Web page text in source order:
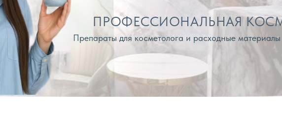
Препараты для косметолога и расходные материалы
ПРОФЕССИОНАЛЬНАЯ КОСМЕТИКА